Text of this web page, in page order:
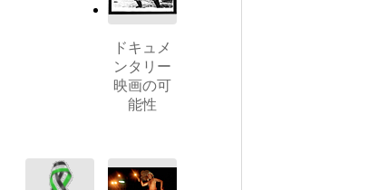
ドキュメ
ンタリー
映画の可
能性